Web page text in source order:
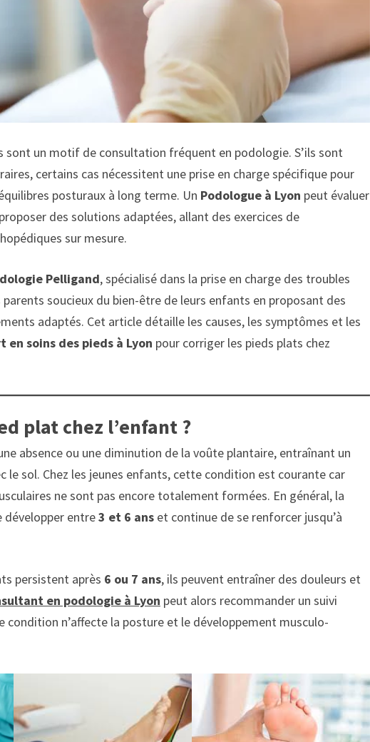
sont un motif de consultation fréquent en podologie. S’ils sont
certains cas nécessitent une prise en charge spécifique pour
posturaux à long terme. Un Podologue à Lyon peut évaluer
des solutions adaptées, allant des exercices de
sur mesure.
Pelligand, spécialisé dans la prise en charge des troubles
soucieux du bien-être de leurs enfants en proposant des
adaptés. Cet article détaille les causes, les symptômes et les
en soins des pieds à Lyon pour corriger les pieds plats chez
plat chez l’enfant ?
absence ou une diminution de la voûte plantaire, entraînant un
le sol. Chez les jeunes enfants, cette condition est courante car
ne sont pas encore totalement formées. En général, la
développer entre3 et 6 ans et continue de se renforcer jusqu’à
persistent après 6 ou 7 ans, ils peuvent entraîner des douleurs et
en podologie à Lyon peut alors recommander un suivi
n’affecte la posture et le développement musculo-